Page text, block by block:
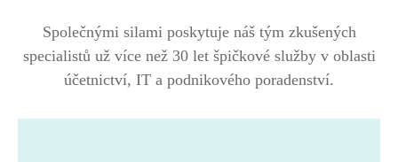
Společnými silami poskytuje náš tým zkušených
specialistů už více než 30 let špičkové služby v oblasti
účetnictví, IT a podnikového poradenství.